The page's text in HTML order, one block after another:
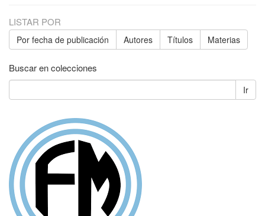
LISTAR POR
Por fecha de publicación Autores Títulos Materias
Buscar en colecciones
Ir